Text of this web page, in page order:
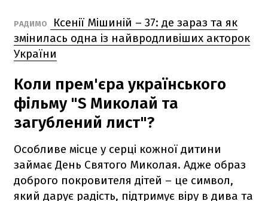
РАДИМО
Ксенії Мішиній – 37: де зараз та як
змінилась одна із найвродливіших акторок
України
Коли прем'єра українського
фільму "S Миколай та
загублений лист"?
Особливе місце у серці кожної дитини
займає День Святого Миколая. Адже образ
доброго покровителя дітей – це символ,
який дарує радість, підтримує віру в дива та